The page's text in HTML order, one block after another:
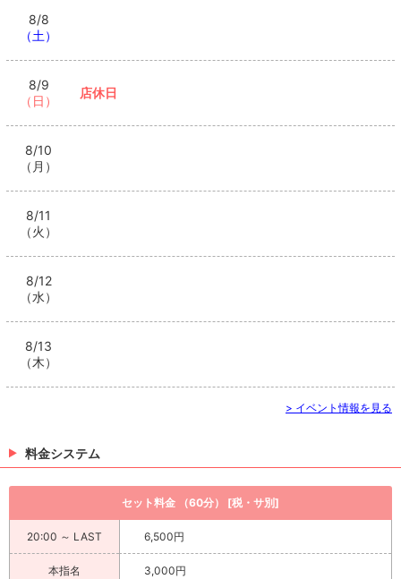
8/8
（土）
8/9
（日）
店休日
8/10
（月）
8/11
（火）
8/12
（水）
8/13
（木）
> イベント情報を見る
料金システム
セット料金 （60分） [税・サ別]
20:00 ～ LAST 6,500円
本指名 3,000円